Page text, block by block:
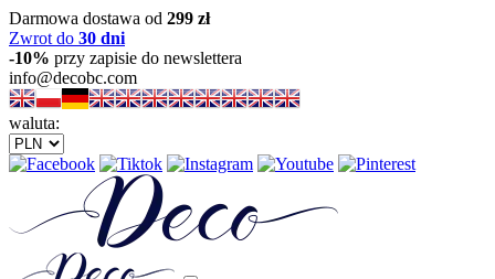
Darmowa dostawa od 299 zł
Zwrot do 30 dni
-10% przy zapisie do newslettera
info@decobc.com
waluta: